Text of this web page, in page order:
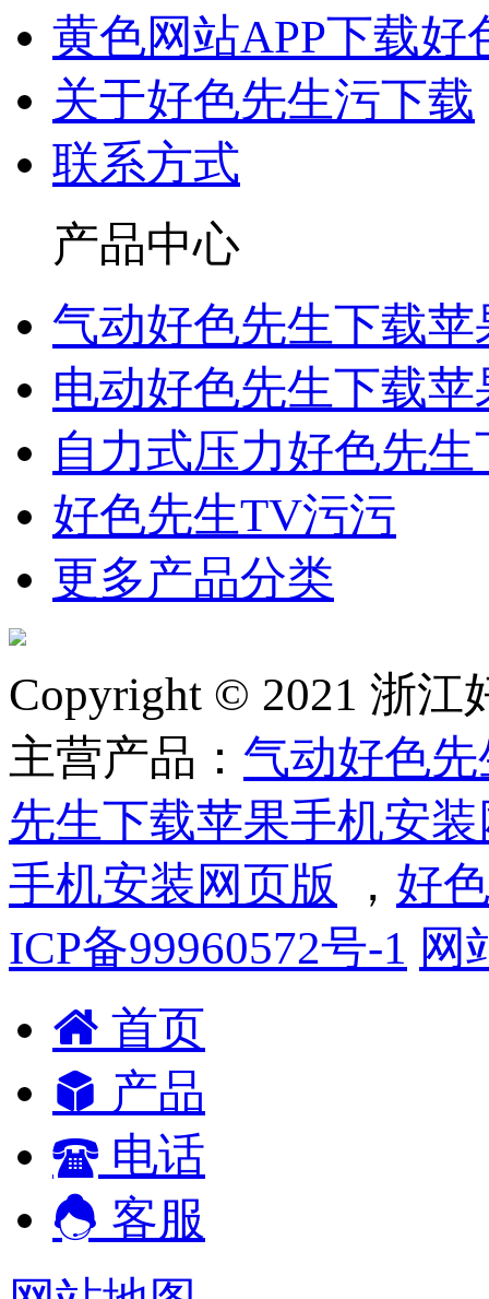
黄色网站APP下载好
关于好色先生污下载
联系方式
产品中心
气动好色先生下载
电动好色先生下载
自力式压力好色先
好色先生TV污污
更多产品分类
Copyright © 2021 浙
主营产品： 气动好色
先生下载苹果手机安
手机安装网页版
， 好
ICP备99960572号-1 网
首页
产品
电话
客服